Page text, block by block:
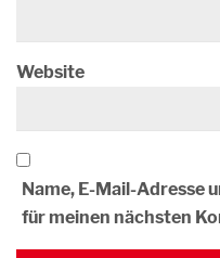
Website
Name, E-Mail-Adresse
für meinen nächsten